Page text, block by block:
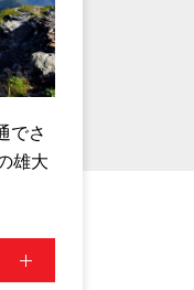
でさ
雄大